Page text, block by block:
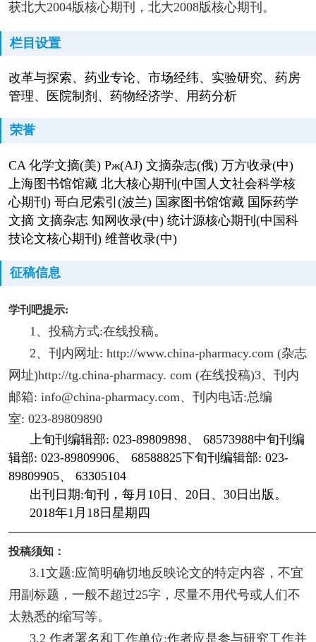
获北大2004版核心期刊，北大2008版核心期刊。
栏目设置
改革与探索、药业专论、市场经纬、实验研究、药房
管理、医院制剂、药物经济学、用药分析
荣誉
CA 化学文摘(美) Pж(AJ) 文摘杂志(俄) 万方收录(中)
上海图书馆馆藏 北大核心期刊(中国人文社会科学核
心期刊) 哥白尼索引(波兰) 国家图书馆馆藏 国际药学
文摘 文摘杂志 知网收录(中) 统计源核心期刊(中国科
技论文核心期刊) 维普收录(中)
征稿信息
学刊吧提示:
1、投稿方式:在线投稿。
2、刊内网址: http://www.china-pharmacy.com (杂志
网址)http://tg.china-pharmacy. com (在线投稿)3、刊内
邮箱: info@china-pharmacy.com、刊内电话:总编
室: 023-89809890
上旬刊编辑部: 023-89809898、 68573988中旬刊编
辑部: 023-89809906、 68588825下旬刊编辑部: 023-
89809905、 63305104
出刊日期:旬刊，每月10日、20日、30日出版。
2018年1月18日星期四
投稿须知：
3.1文题:应简明确切地反映论文的特定内容，不宜
用副标题，一般不超过25字，尽量不用代号或人们不
太熟悉的缩写等。
3.2 作者署名和工作单位:作者应是参与研究工作并